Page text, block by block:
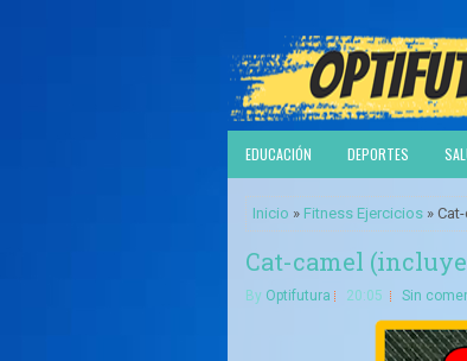
EDUCACIÓN DEPORTES
Inicio » Fitness Ejercicios »
Cat-camel
By Optifutura 20:05 Sin